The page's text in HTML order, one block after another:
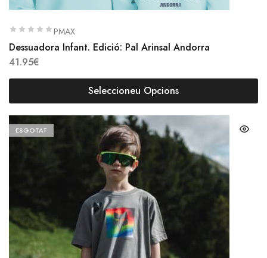
PMAX
Dessuadora Infant. Edició: Pal Arinsal Andorra
41.95€
Seleccioneu Opcions
ESGOTAT